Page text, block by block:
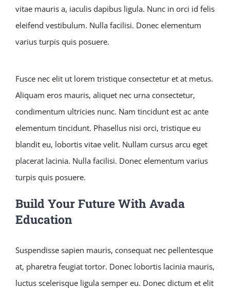
vitae mauris a, iaculis dapibus ligula. Nunc in orci id felis
eleifend vestibulum. Nulla facilisi. Donec elementum
varius turpis quis posuere.
Fusce nec elit ut lorem tristique consectetur et at metus.
Aliquam eros mauris, aliquet nec urna consectetur,
condimentum ultricies nunc. Nam tincidunt est ac ante
elementum tincidunt. Phasellus nisi orci, tristique eu
blandit eu, lobortis vitae velit. Nullam cursus arcu eget
placerat lacinia. Nulla facilisi. Donec elementum varius
turpis quis posuere.
Build Your Future With Avada
Education
Suspendisse sapien mauris, consequat nec pellentesque
at, pharetra feugiat tortor. Donec lobortis lacinia mauris,
luctus scelerisque ligula semper eu. Donec dictum et elit